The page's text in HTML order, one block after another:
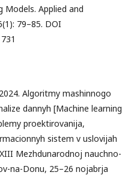
Models. Applied and
79–85. DOI
Algoritmy mashinnogo
dannyh [Machine learning
proektirovanija,
sistem v uslovijah
Mezhdunarodnoj nauchno-
na-Donu, 25–26 nojabrja